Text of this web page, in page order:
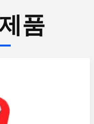
품